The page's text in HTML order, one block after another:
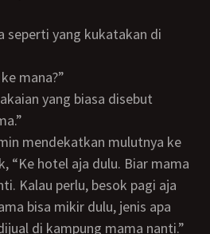
ke mana?”
“Ke hotel aja dulu. Biar mama
Kalau perlu, besok pagi aja
bisa mikir dulu, jenis apa
di kampung mama nanti.”